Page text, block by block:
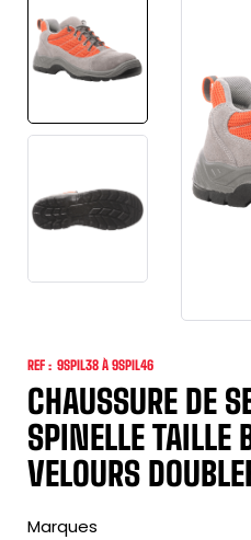
REF : 9SPIL38 À 9SPIL46
CHAUSSURE DE
SPINELLE TAILLE
VELOURS
Marques